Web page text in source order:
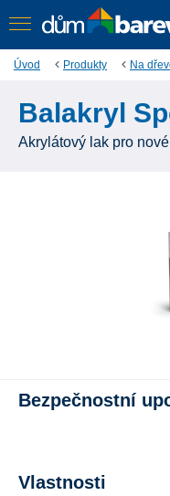
Úvod Produkty Na
Balakryl
Akrylátový lak pro
Bezpečnostní
Vlastnosti